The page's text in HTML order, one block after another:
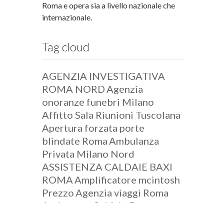
Roma e opera sia a livello nazionale che
internazionale.
Tag cloud
AGENZIA INVESTIGATIVA
ROMA NORDAgenzia
onoranze funebri Milano
Affitto Sala Riunioni Tuscolana
Apertura forzata porte
blindate RomaAmbulanza
Privata Milano Nord
ASSISTENZA CALDAIE BAXI
ROMAAmplificatore mcintosh
PrezzoAgenzia viaggi Roma